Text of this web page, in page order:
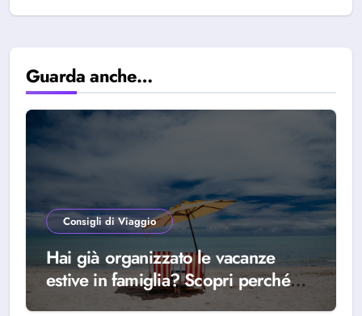
Guarda anche…
Consigli di Viaggio
Hai già organizzato le vacanze
estive in famiglia? Scopri perché
scegliere Alba Adriatica